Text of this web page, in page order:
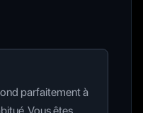
parfaitement à